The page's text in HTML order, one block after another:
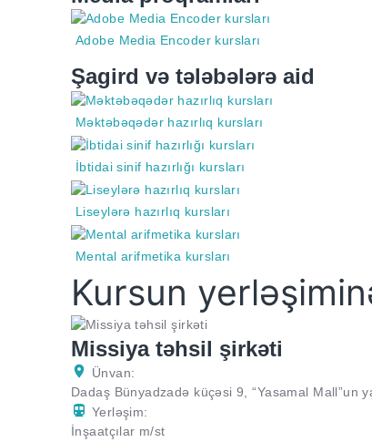
Adobe Media Encoder kursları
Şagird və tələbələrə aid
Məktəbəqədər hazırlıq kursları
İbtidai sinif hazırlığı kursları
Liseylərə hazırlıq kursları
Mental arifmetika kursları
Kursun
Missiya təhsil şirkəti
Ünvan:
Dadaş Bünyadzadə küçəsi 9, “Yasamal Mall”un
Yerləşim:
İnşaatçılar m/st